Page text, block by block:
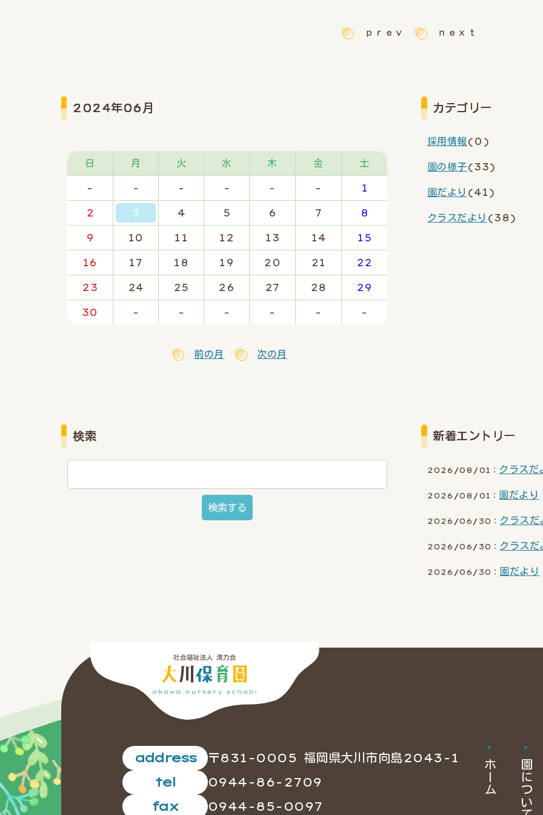
ｐｒｅｖ ｎｅｘｔ
2024年06月
日 月 火 水 木 金 土
- - - - - - 1
2 3 4 5 6 7 8
9 10 11 12 13 14 15
16 17 18 19 20 21 22
23 24 25 26 27 28 29
30 - - - - - -
前の月 次の月
カテゴリー
採用情報(0)
園の様子(33)
園だより (41)
クラスだより (38)
検索 新着エントリー
2026/08/01： クラスだ
2026/08/01： 園だより
2026/06/30： クラスだ
2026/06/30： クラスだ
2026/06/30： 園だより
address
〒831-0005 福岡県大川市向島2043-1
tel
0944-86-2709
fax
0944-85-0097
ホーム 園について